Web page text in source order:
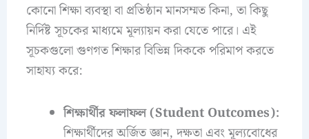
কোনো শিক্ষা ব্যবস্থা বা প্রতিষ্ঠান মানসম্মত কিনা, তা কিছু
নির্দিষ্ট সূচকের মাধ্যমে মূল্যায়ন করা যেতে পারে। এই
সূচকগুলো গুণগত শিক্ষার বিভিন্ন দিককে পরিমাপ করতে
সাহায্য করে:
শিক্ষার্থীর ফলাফল (Student Outcomes):
শিক্ষার্থীদের অর্জিত জ্ঞান, দক্ষতা এবং মূল্যবোধের